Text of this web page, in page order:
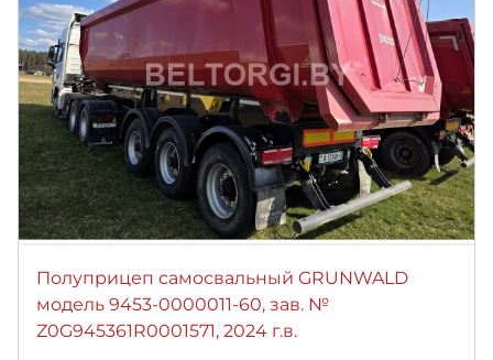
Полуприцеп самосвальный GRUNWALD
модель 9453-0000011-60, зав. №
Z0G945361R0001571, 2024 г.в.